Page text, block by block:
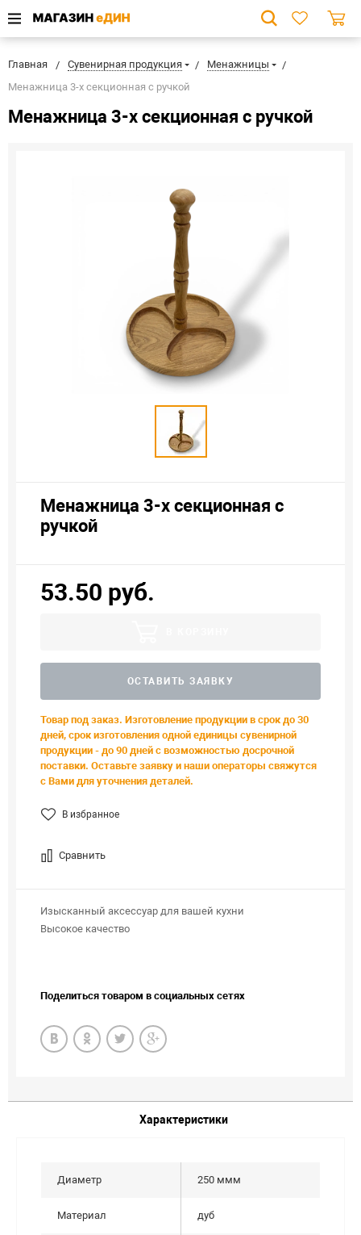
Главная Сувенирная продукция
Менажницы
Менажница 3-х секционная с ручкой
Менажница 3-х секционная с ручкой
Менажница 3-х секционная с
ручкой
53.50 руб.
ОСТАВИТЬ ЗАЯВКУ
Товар под заказ. Изготовление продукции в срок до 30
дней, срок изготовления одной единицы сувенирной
продукции - до 90 дней с возможностью досрочной
поставки. Оставьте заявку и наши операторы свяжутся
с Вами для уточнения деталей.
В избранное
Сравнить
Изысканный аксессуар для вашей кухни
Высокое качество
Поделиться товаром в социальных сетях
Характеристики
Диаметр 250 ммм
Материал дуб